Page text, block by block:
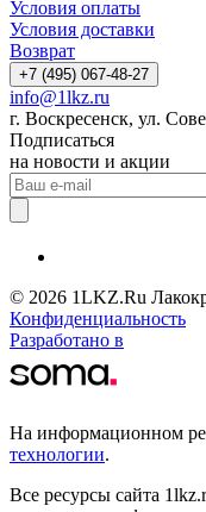
Условия оплаты
Условия доставки
Возврат
+7 (495) 067-48-27
info@1lkz.ru
г. Воскресенск, ул.
Подписаться
на новости и акции
© 2026 1LKZ.Ru
Конфиденциальность
Разработано в
На информационном
технологии.
Все ресурсы сайта